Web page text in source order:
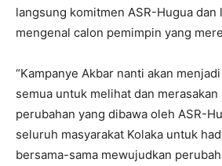
langsung komitmen ASR-Hugua dan
mengenal calon pemimpin yang
“Kampanye Akbar nanti akan
semua untuk melihat dan
perubahan yang dibawa oleh ASR-
seluruh masyarakat Kolaka untuk
bersama-sama mewujudkan